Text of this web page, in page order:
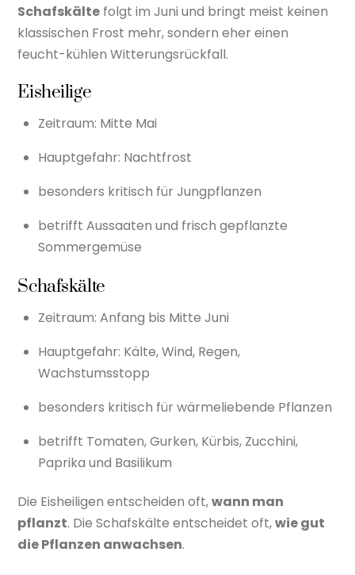
Schafskälte folgt im Juni und bringt meist keinen
klassischen Frost mehr, sondern eher einen
feucht-kühlen Witterungsrückfall.
Eisheilige
Zeitraum: Mitte Mai
Hauptgefahr: Nachtfrost
besonders kritisch für Jungpflanzen
betrifft Aussaaten und frisch gepflanzte
Sommergemüse
Schafskälte
Zeitraum: Anfang bis Mitte Juni
Hauptgefahr: Kälte, Wind, Regen,
Wachstumsstopp
besonders kritisch für wärmeliebende Pflanzen
betrifft Tomaten, Gurken, Kürbis, Zucchini,
Paprika und Basilikum
Die Eisheiligen entscheiden oft,wann man
pflanzt. Die Schafskälte entscheidet oft,wie gut
die Pflanzen anwachsen.